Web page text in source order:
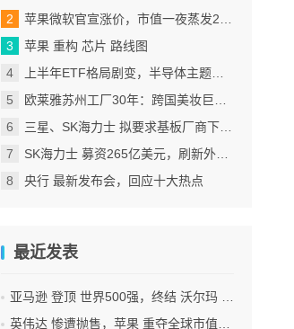
苹果微软官宣涨价，市值一夜蒸发2.4万亿
苹果 重构 芯片 路线图
上半年ETF格局剧变，半导体主题包揽“翻倍基”
欧莱雅苏州工厂30年：跨国美妆巨头的中国制造样本
三星、SK海力士 拟要求基板厂商下半年降价
SK海力士 募资265亿美元，刷新外国企业赴美IPO纪录
央行 最新发布会，回应十大热点
最近发表
亚马逊 登顶 世界500强，终结 沃尔玛 连续12年领跑纪录
英伟达 惨遭抛售，苹果 重夺全球市值第一，释放什么信号？